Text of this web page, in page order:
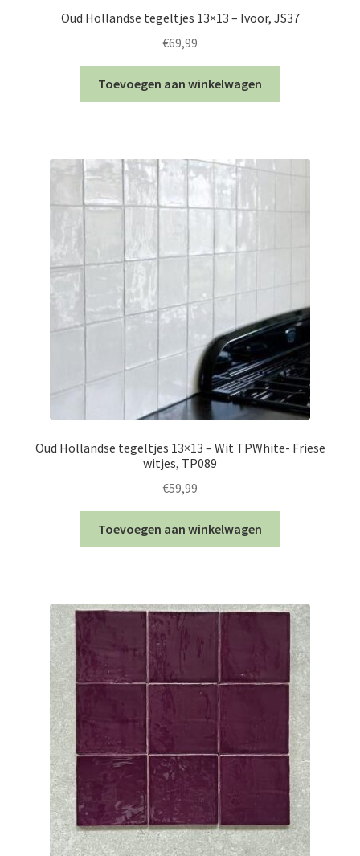
Oud Hollandse tegeltjes 13×13 – Ivoor, JS37
€69,99
Toevoegen aan winkelwagen
Oud Hollandse tegeltjes 13×13 – Wit TPWhite- Friese
witjes, TP089
€59,99
Toevoegen aan winkelwagen